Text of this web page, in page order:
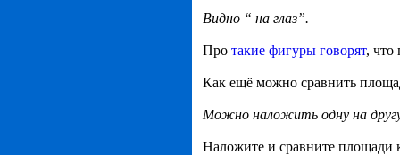
Видно “ на глаз”.
Про такие фигуры говорят, что
Как ещё можно сравнить
Можно наложить одну на
Наложите и сравните площади